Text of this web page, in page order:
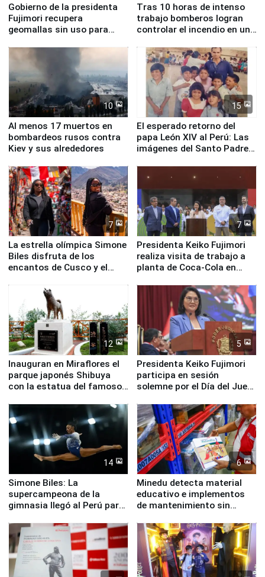
Gobierno de la presidenta
Fujimori recupera
geomallas sin uso para
Fenómeno El Niño
Tras 10 horas de intenso
trabajo bomberos logran
controlar el incendio en una
de Chile
10
Al menos 17 muertos en
bombardeos rusos contra
Kiev y sus alrededores
15
El esperado retorno del
papa León XIV al Perú: Las
imágenes del Santo Padre
7
La estrella olímpica Simone
Biles disfruta de los
encantos de Cusco y el
7
Presidenta Keiko Fujimori
realiza visita de trabajo a
planta de Coca-Cola en
12
Inauguran en Miraflores el
parque japonés Shibuya
con la estatua del famoso
5
Presidenta Keiko Fujimori
participa en sesión
solemne por el Día del Juez
14
Simone Biles: La
supercampeona de la
gimnasia llegó al Perú para
Panamericanos Lima 2027
6
Minedu detecta material
educativo e implementos
de mantenimiento sin
la UGEL 2